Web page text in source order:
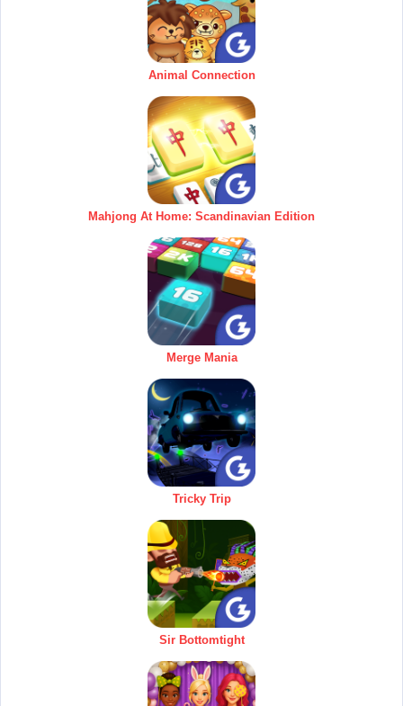
Animal Connection
Mahjong At Home: Scandinavian Edition
Merge Mania
Tricky Trip
Sir Bottomtight